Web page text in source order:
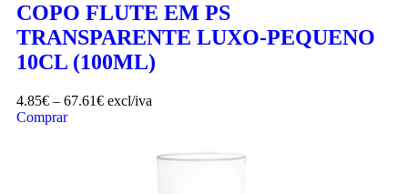
COPO FLUTE EM PS
TRANSPARENTE LUXO-PEQUENO
10CL (100ML)
4.85€ – 67.61€ excl/iva
Comprar